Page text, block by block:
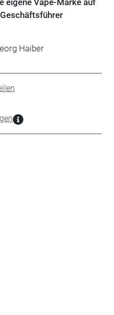
eigene Vape-Marke auf
Haiber